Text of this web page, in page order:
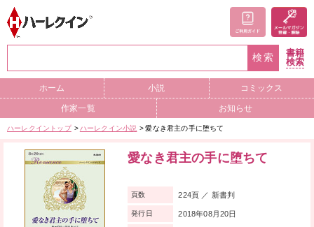
検索
書籍
検索
ホーム 小説 コミックス
作家一覧 お知らせ
ハーレクイントップ ハーレクイン小説 愛なき君主の手に堕ちて
愛なき君主の手に堕ちて
頁数 224頁 ／ 新書判
発行日 2018年08月20日